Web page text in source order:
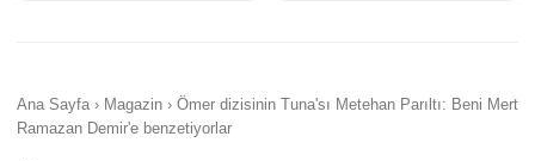
Ana Sayfa › Magazin › Ömer dizisinin Tuna'sı Metehan Parıltı: Beni Mert
Ramazan Demir'e benzetiyorlar